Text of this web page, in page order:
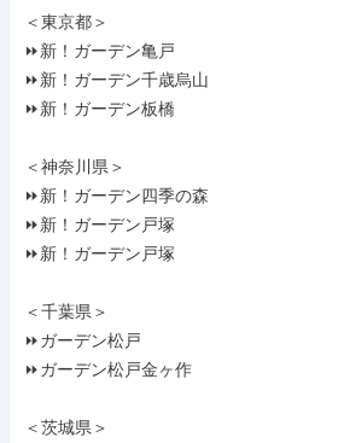
＜東京都＞
⏩新！ガーデン亀戸
⏩新！ガーデン千歳烏山
⏩新！ガーデン板橋
＜神奈川県＞
⏩新！ガーデン四季の森
⏩新！ガーデン戸塚
⏩新！ガーデン戸塚
＜千葉県＞
⏩ガーデン松戸
⏩ガーデン松戸金ヶ作
＜茨城県＞